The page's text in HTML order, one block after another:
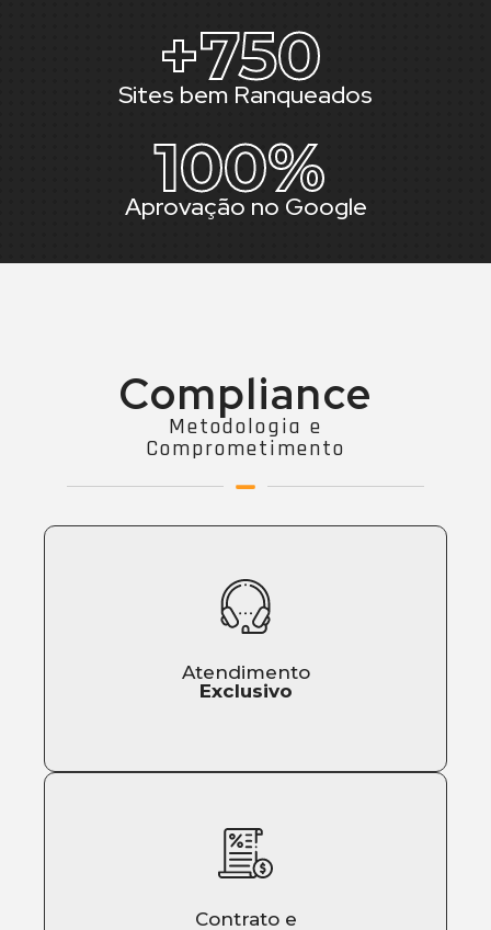
+750
Sites bem Ranqueados
100%
Aprovação no Google
Compliance
Metodologia e
Comprometimento
Atendimento
Exclusivo
Nossa equipe está sempre pronta
para te assessorar! Fale conosco e
surpreenda-se com o nosso
Contrato e